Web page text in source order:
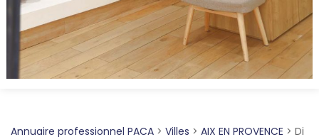
Annuaire professionnel PACA > Villes > AIX EN PROVENCE > Di